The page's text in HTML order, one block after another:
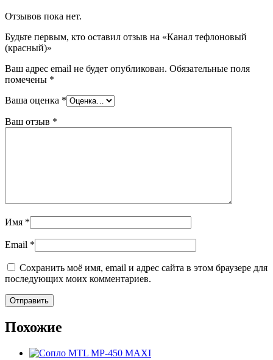
Отзывов пока нет.
Будьте первым, кто оставил отзыв на «Канал тефлоновый
(красный)»
Ваш адрес email не будет опубликован. Обязательные поля
помечены *
Ваша оценка *
Ваш отзыв *
Имя *
Email *
Сохранить моё имя, email и адрес сайта в этом браузере для
последующих моих комментариев.
Похожие